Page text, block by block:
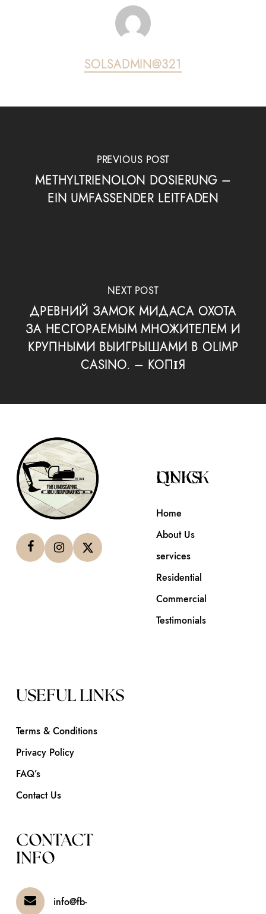
SOLSADMIN@321
PREVIOUS POST
METHYLTRIENOLON DOSIERUNG –
EIN UMFASSENDER LEITFADEN
NEXT POST
ДРЕВНИЙ ЗАМОК МИДАСА ОХОТА
ЗА НЕСГОРАЕМЫМ МНОЖИТЕЛЕМ И
КРУПНЫМИ ВЫИГРЫШАМИ В OLIMP
CASINO. – КОПІЯ
QUICK LINKS
Home
About Us
services
Residential
Commercial
Testimonials
USEFUL LINKS
Terms & Conditions
Privacy Policy
FAQ’s
Contact Us
CONTACT
INFO
info@fb-